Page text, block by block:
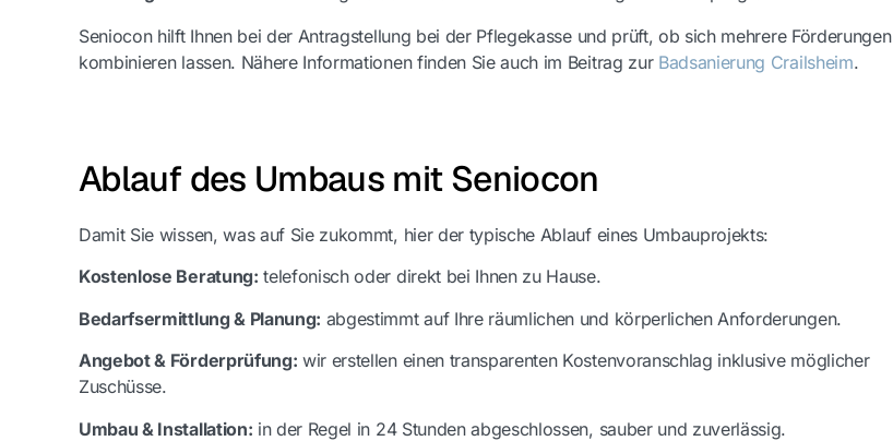
Seniocon hilft Ihnen bei der Antragstellung bei der Pflegekasse und prüft, ob sich mehrere Förderungen
kombinieren lassen. Nähere Informationen finden Sie auch im Beitrag zur Badsanierung Crailsheim.
Ablauf des Umbaus mit Seniocon
Damit Sie wissen, was auf Sie zukommt, hier der typische Ablauf eines Umbauprojekts:
Kostenlose Beratung: telefonisch oder direkt bei Ihnen zu Hause.
Bedarfsermittlung & Planung: abgestimmt auf Ihre räumlichen und körperlichen Anforderungen.
Angebot & Förderprüfung: wir erstellen einen transparenten Kostenvoranschlag inklusive möglicher
Zuschüsse.
Umbau & Installation: in der Regel in 24 Stunden abgeschlossen, sauber und zuverlässig.